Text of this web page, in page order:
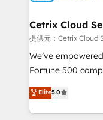
Award 🏆2020
Integrations
Marketing
2018 Website
Growth-Driven
Sales Enablement
Cetrix Cloud
提供元：Cetrix Cloud
We’ve
Fortune 500
and nonprofits —
revenue, and
With deep
Elite5.0